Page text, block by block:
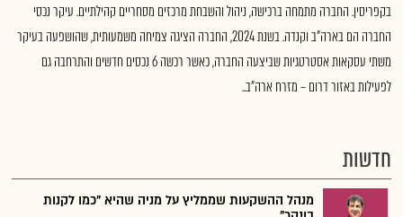
בקפריסין. החברה מתמחה ברכישה, ניהול והשבחת מרכזים מסחריים קהילתיים. עיקר נכסי
החברה הם בארה"ב וקנדה. בשנת 2024, החברה הציגה צמיחה משמעותית, שהושפעה בעיקר
משתי עסקאות אסטרטגיות שביצעה החברה, כאשר רכשה 6 נכסים חדשים והתרחבה גם
לפעילות באזור דרום – מזרח ארה"ב..
חדשות
מנהל ההשקעות שממליץ על מניה שהיא "כמו לקנות